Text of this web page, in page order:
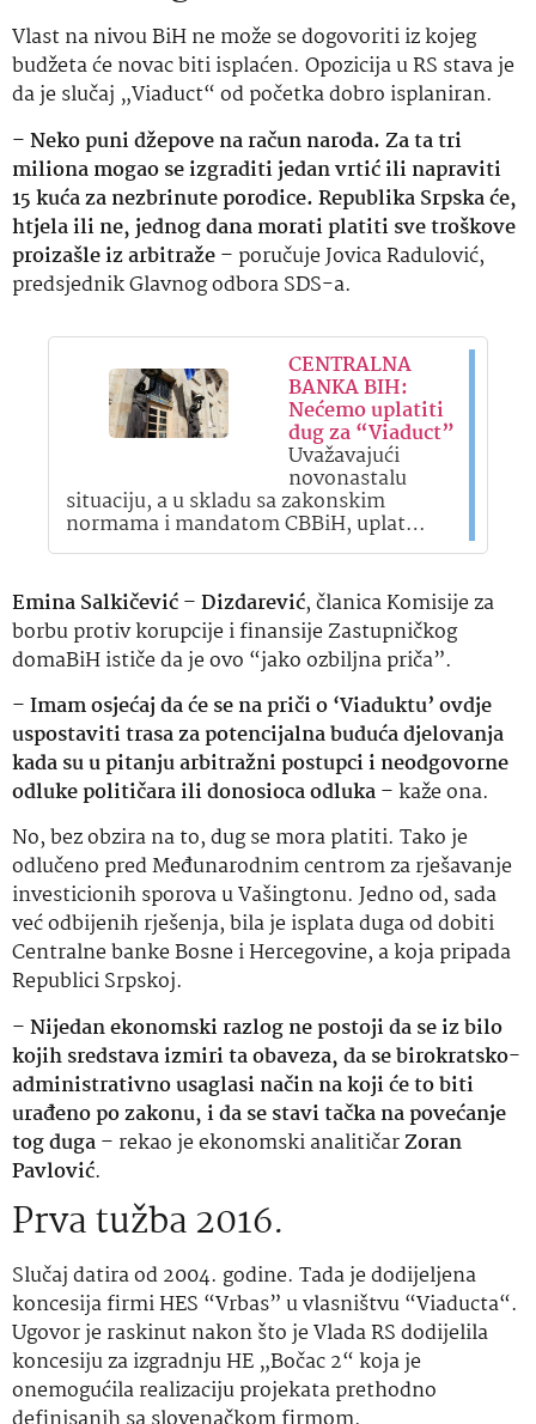
Vlast na nivou BiH ne može se dogovoriti iz kojeg
budžeta će novac biti isplaćen. Opozicija u RS stava je
da je slučaj „Viaduct“ od početka dobro isplaniran.
–Neko puni džepove na račun naroda. Za ta tri
miliona mogao se izgraditi jedan vrtić ili napraviti
15 kuća za nezbrinute porodice. Republika Srpska će,
htjela ili ne, jednog dana morati platiti sve troškove
proizašle iz arbitraže– poručuje Jovica Radulović,
predsjednik Glavnog odbora SDS-a.
CENTRALNA
BANKA BIH:
Nećemo uplatiti
dug za “Viaduct”
Uvažavajući
novonastalu
situaciju, a u skladu sa zakonskim
normama i mandatom CBBiH, uplat…
Emina Salkičević–Dizdarević, članica Komisije za
borbu protiv korupcije i finansije Zastupničkog
domaBiH ističe da je ovo “jako ozbiljna priča”.
–Imam osjećaj da će se na priči o ‘Viaduktu’ ovdje
uspostaviti trasa za potencijalna buduća djelovanja
kada su u pitanju arbitražni postupci i neodgovorne
odluke političara ili donosioca odluka– kaže ona.
No, bez obzira na to, dug se mora platiti. Tako je
odlučeno pred Međunarodnim centrom za rješavanje
investicionih sporova u Vašingtonu. Jedno od, sada
već odbijenih rješenja, bila je isplata duga od dobiti
Centralne banke Bosne i Hercegovine, a koja pripada
Republici Srpskoj.
–Nijedan ekonomski razlog ne postoji da se iz bilo
kojih sredstava izmiri ta obaveza, da se birokratsko-
administrativno usaglasi način na koji će to biti
urađeno po zakonu, i da se stavi tačka na povećanje
tog duga– rekao je ekonomski analitičarZoran
Pavlović.
Prva tužba 2016.
Slučaj datira od 2004. godine. Tada je dodijeljena
koncesija firmi HES “Vrbas” u vlasništvu “Viaducta“.
Ugovor je raskinut nakon što je Vlada RS dodijelila
koncesiju za izgradnju HE „Bočac 2“ koja je
onemogućila realizaciju projekata prethodno